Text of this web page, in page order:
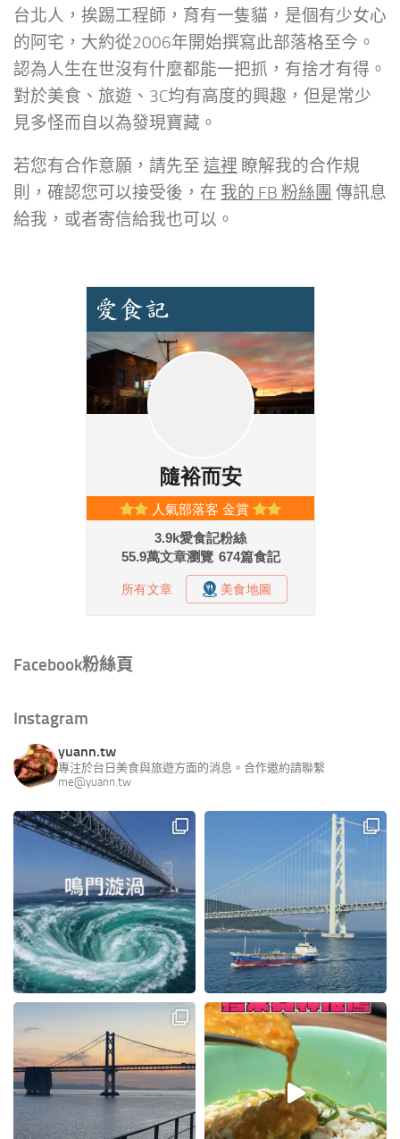
台北人，挨踢工程師，育有一隻貓，是個有少女心
的阿宅，大約從2006年開始撰寫此部落格至今。
認為人生在世沒有什麼都能一把抓，有捨才有得。
對於美食、旅遊、3C均有高度的興趣，但是常少
見多怪而自以為發現寶藏。
若您有合作意願，請先至 這裡 瞭解我的合作規
則，確認您可以接受後，在 我的 FB 粉絲團 傳訊息
給我，或者寄信給我也可以。
Facebook粉絲頁
Instagram
yuann.tw
專注於台日美食與旅遊方面的消息。合作邀約請聯繫
me@yuann.tw